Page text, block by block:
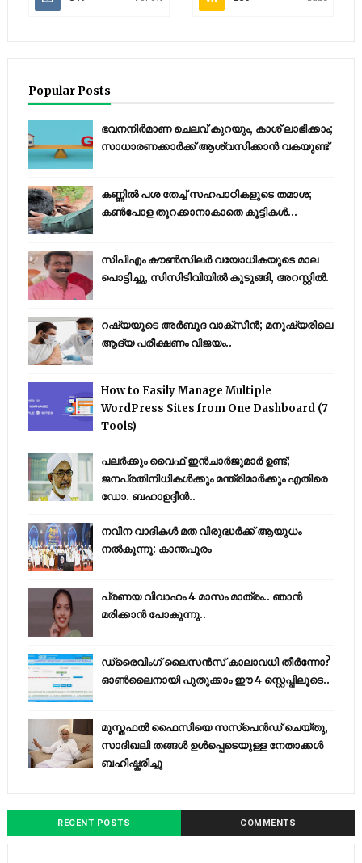
Popular Posts
ഭവനനിർമാണ ചെലവ് കുറയും, കാശ് ലാഭിക്കാം;
സാധാരണക്കാർക്ക് ആശ്വസിക്കാൻ വകയുണ്ട്
കണ്ണിൽ പശ തേച്ച് സഹപാഠികളുടെ തമാശ;
കൺപോള തുറക്കാനാകാതെ കുട്ടികൾ...
സിപിഎം കൗണ്‍സിലര്‍ വയോധികയുടെ മാല
പൊട്ടിച്ചു, സിസിടിവിയില്‍ കുടുങ്ങി, അറസ്റ്റില്‍.
റഷ്യയുടെ അര്‍ബുദ വാക്‌സീന്‍; മനുഷ്യരിലെ
ആദ്യ പരീക്ഷണം വിജയം..
How to Easily Manage Multiple
WordPress Sites from One Dashboard (7
Tools)
പലർക്കും വൈഫ് ഇൻചാർജുമാർ ഉണ്ട്;
ജനപ്രതിനിധികൾക്കും മന്ത്രിമാർക്കും എതിരെ
ഡോ. ബഹാഉദ്ദീൻ..
നവീന വാദികൾ മത വിരുദ്ധർക്ക് ആയുധം
നൽകുന്നു: കാന്തപുരം
പ്രണയ വിവാഹം 4 മാസം മാത്രം.. ഞാൻ
മരിക്കാൻ പോകുന്നു..
ഡ്രൈവിംഗ് ലൈസൻസ് കാലാവധി തീർന്നോ?
ഓൺലൈനായി പുതുക്കാം ഈ 4 സ്റ്റെപ്പിലൂടെ..
മുസ്തഫൽ ഫൈസിയെ സസ്‌പെൻഡ് ചെയ്തു,
സാദിഖലി തങ്ങൾ ഉൾപ്പെടെയുള്ള നേതാക്കൾ
ബഹിഷ്കരിച്ചു
RECENT POSTS COMMENTS